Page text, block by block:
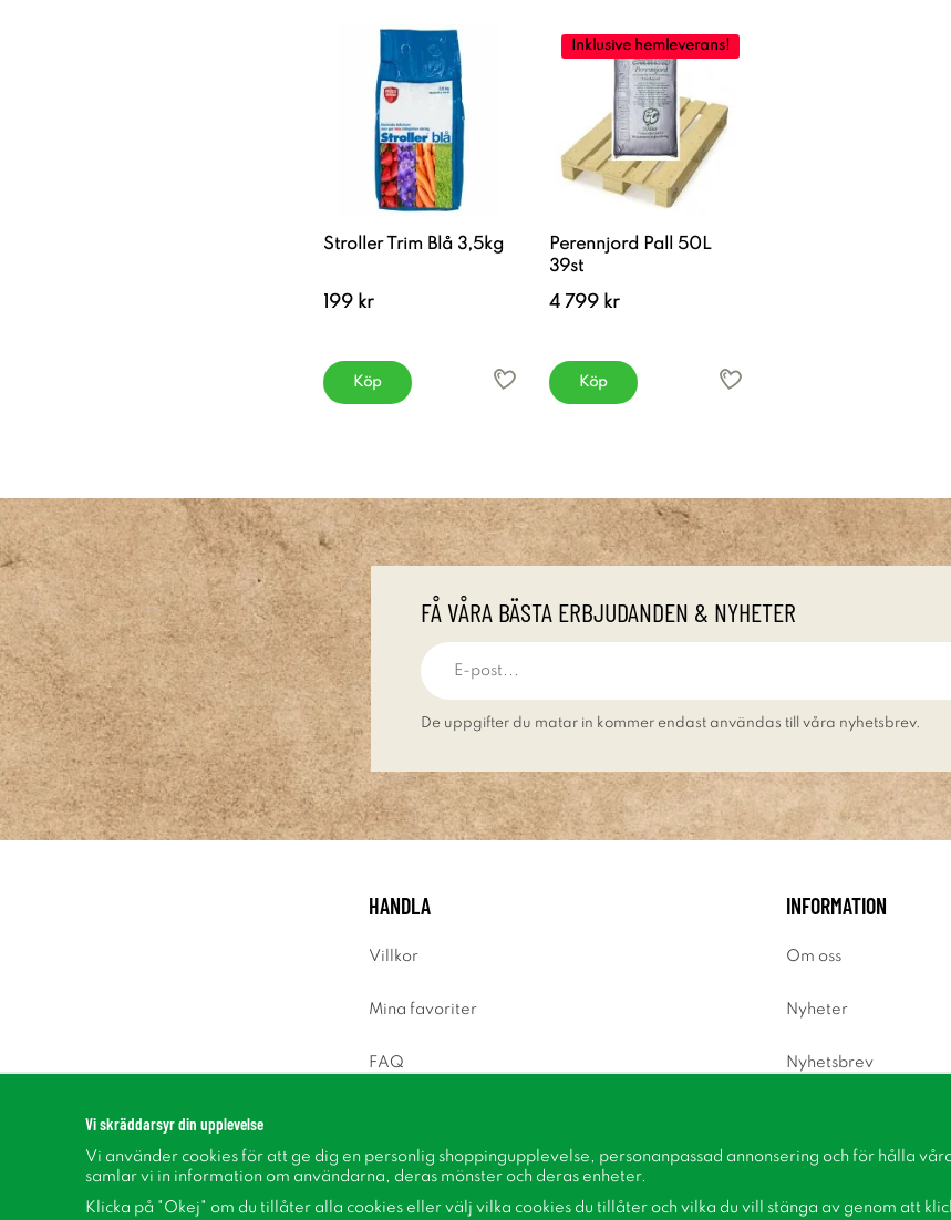
Stroller Trim Blå 3,5kg
199 kr
Köp
Inklusive hemleverans!
Perennjord Pall 50L
39st
4 799 kr
Köp
FÅ VÅRA BÄSTA ERBJUDANDEN & NYHETER
De uppgifter du matar in kommer endast användas till våra nyhetsbrev.
HANDLA
Villkor
Mina favoriter
FAQ
INFORMATION
Om oss
Nyheter
Nyhetsbrev
Inspiration
Vi skräddarsyr din upplevelse
Vi använder cookies för att ge dig en personlig shoppingupplevelse, personanpassad annonsering och för hålla
samlar vi in information om användarna, deras mönster och deras enheter.
Klicka på "Okej" om du tillåter alla cookies eller välj vilka cookies du tillåter och vilka du vill stänga av genom att